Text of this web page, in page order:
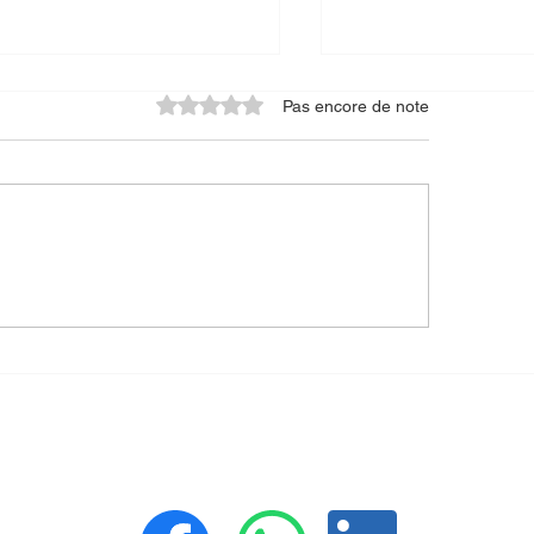
Noté 0 étoile sur 5.Pas encore de note